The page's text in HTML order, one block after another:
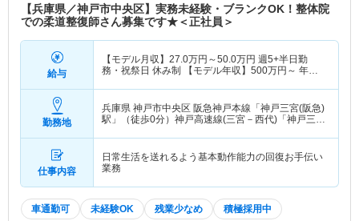
【兵庫県／神戸市中央区】実務未経験・ブランクOK！整体院
での柔道整復師さん募集です★＜正社員＞
給与
【モデル月収】 27.0万円～50.0万円 週5+半日勤
務・祝祭日 休み制 【モデル年収】 500万円～ 年収
勤務地
兵庫県 神戸市中央区 阪急神戸本線「神戸三宮(阪急)
駅」（徒歩0分）神戸高速線(三宮－西代)「神戸三宮
仕事内容
日常生活を送れるよう基本動作能力の回復お手伝い
業務
車通勤可 未経験OK 残業少なめ 積極採用中